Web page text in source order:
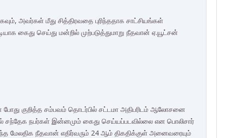
அவர்கள் மீது சித்திரவதை புரிந்ததாக சாட்சியங்கள்
கைது செய்து மன்றில் முற்படுத்துமாறு நீதவான் ஏ.யூட்சன்
போது குறித்த சம்பவம் தொடர்பில் சட்டமா அதிபரிடம் ஆலோசனை
சந்தேக நபர்கள் இன்னமும் கைது செய்யப்படவில்லை என பொலிசார்
மேலதிக நீதவான் எதிர்வரும் 24 ஆம் திகதிக்குள் அனைவரையும்